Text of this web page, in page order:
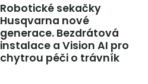
Robotické sekačky
Husqvarna nové
generace. Bezdrátová
instalace a Vision AI pro
chytrou péči o trávník